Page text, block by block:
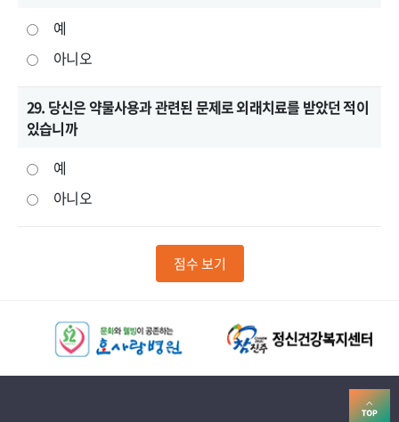
예
아니오
29. 당신은 약물사용과 관련된 문제로 외래치료를 받았던 적이
있습니까
예
아니오